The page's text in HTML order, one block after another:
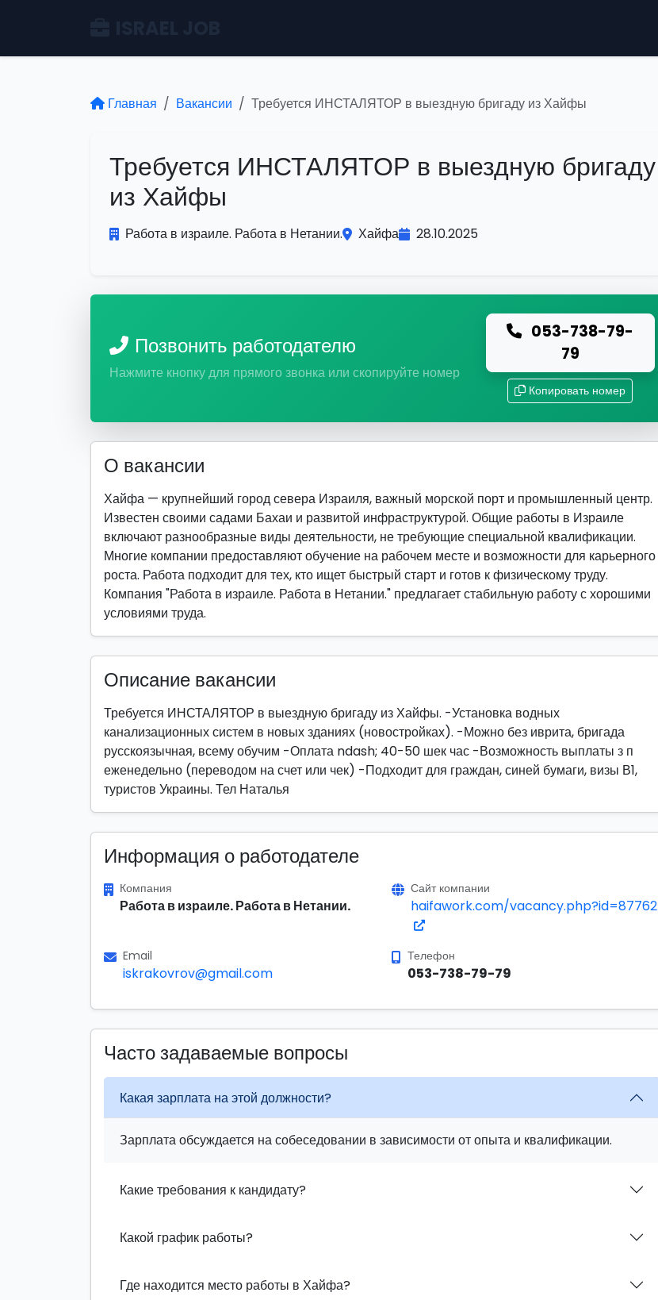
Главная Вакансии Требуется ИНСТАЛЯТОР в выездную бригаду из Хайфы
Требуется ИНСТАЛЯТОР в выездную бригаду
из Хайфы
Работа в израиле. Работа в Нетании. Хайфа 28.10.2025
Позвонить работодателю
Нажмите кнопку для прямого звонка или скопируйте номер
053-738-79-
79
Копировать номер
О вакансии
Хайфа — крупнейший город севера Израиля, важный морской порт и промышленный центр.
Известен своими садами Бахаи и развитой инфраструктурой. Общие работы в Израиле
включают разнообразные виды деятельности, не требующие специальной квалификации.
Многие компании предоставляют обучение на рабочем месте и возможности для карьерного
роста. Работа подходит для тех, кто ищет быстрый старт и готов к физическому труду.
Компания "Работа в израиле. Работа в Нетании." предлагает стабильную работу с хорошими
условиями труда.
Описание вакансии
Требуется ИНСТАЛЯТОР в выездную бригаду из Хайфы. -Установка водных
канализационных систем в новых зданиях (новостройках). -Можно без иврита, бригада
русскоязычная, всему обучим -Оплата ndash; 40-50 шек час -Возможность выплаты з п
еженедельно (переводом на счет или чек) -Подходит для граждан, синей бумаги, визы В1,
туристов Украины. Тел Наталья
Информация о работодателе
Компания
Работа в израиле. Работа в Нетании.
Сайт компании
haifawork.com/vacancy.php?id=87762
Email
iskrakovrov@gmail.com
Телефон
053-738-79-79
Часто задаваемые вопросы
Какая зарплата на этой должности?
Зарплата обсуждается на собеседовании в зависимости от опыта и квалификации.
Какие требования к кандидату?
Какой график работы?
Где находится место работы в Хайфа?